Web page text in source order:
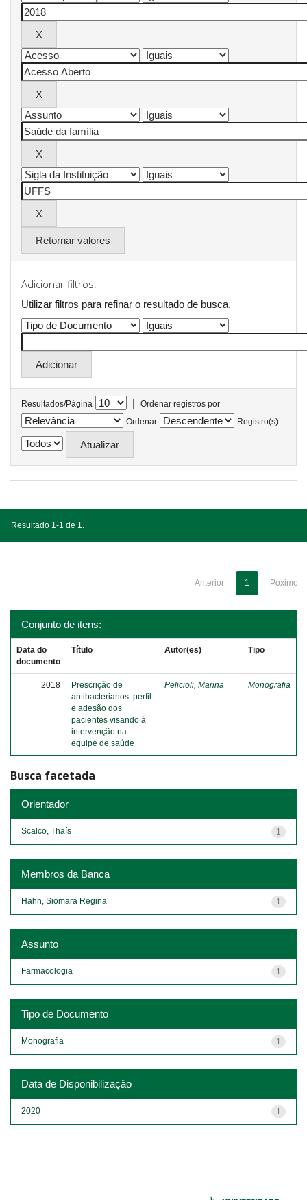
Retornar valores
Adicionar filtros:
Utilizar filtros para refinar o resultado de busca.
Resultados/Página |
Ordenar registros por
Ordenar
Registro(s)
Resultado 1-1 de 1.
Anterior 1 Póximo
Conjunto de itens:
Data do
documento
Título Autor(es) Tipo
2018
Prescrição de
antibacterianos: perfil
e adesão dos
pacientes visando à
intervenção na
equipe de saúde
Pelicioli, Marina Monografia
Busca facetada
Orientador
1
Scalco, Thaís
Membros da Banca
1
Hahn, Siomara Regina
Assunto
1
Farmacologia
Tipo de Documento
1
Monografia
Data de Disponibilização
1
2020